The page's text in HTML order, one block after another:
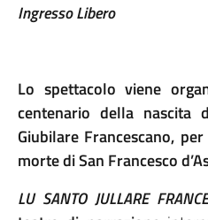
Ingresso Libero
Lo spettacolo viene
centenario della nascita
Giubilare Francescano,
morte di San Francesco
LU SANTO JULLARE